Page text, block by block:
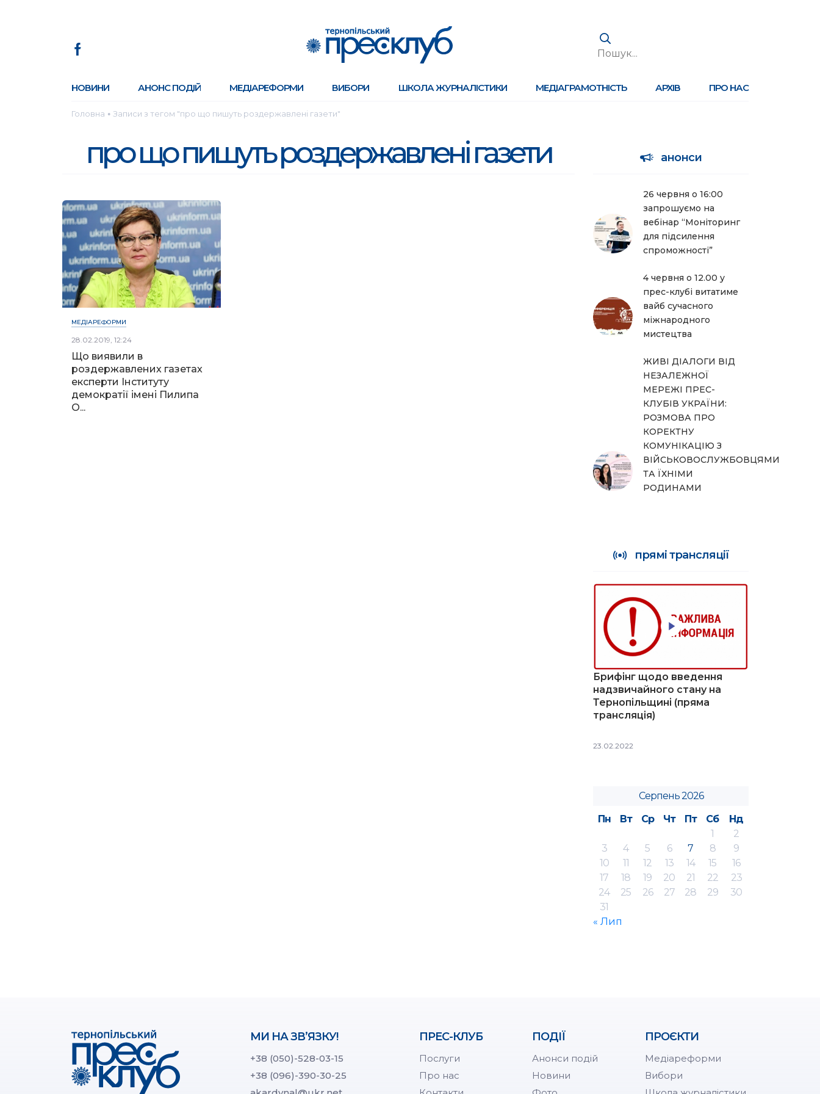
НОВИНИ АНОНС ПОДІЙ МЕДІАРЕФОРМИ ВИБОРИ ШКОЛА ЖУРНАЛІСТИКИ МЕДІАГРАМОТНІСТЬ АРХІВ ПРО НАС
Головна ● Записи з тегом "про що пишуть роздержавлені газети"
про що пишуть роздержавлені газети
МЕДІАРЕФОРМИ
28.02.2019, 12:24
Що виявили в
роздержавлених газетах
експерти Інституту
демократії імені Пилипа
О...
анонси
26 червня о 16:00
запрошуємо на
вебінар “Моніторинг
для підсилення
спроможності”
4 червня о 12.00 у
прес-клубі витатиме
вайб сучасного
міжнародного
мистецтва
ЖИВІ ДІАЛОГИ ВІД
НЕЗАЛЕЖНОЇ
МЕРЕЖІ ПРЕС-
КЛУБІВ УКРАЇНИ:
РОЗМОВА ПРО
КОРЕКТНУ
КОМУНІКАЦІЮ З
ВІЙСЬКОВОСЛУЖБОВЦЯМИ
ТА ЇХНІМИ
РОДИНАМИ
прямі трансляції
Брифінг щодо введення
надзвичайного стану на
Тернопільщині (пряма
трансляція)
23.02.2022
Серпень 2026
Пн
Вт Ср Чт Пт Сб
Нд
1
2
3
4 5 6 7 8
9
10
11 12 13 14 15
16
17
18 19 20 21 22
23
24
25 26 27 28 29
30
31
« Лип
МИ НА ЗВ’ЯЗКУ!
+38 (050)-528-03-15
+38 (096)-390-30-25
ПРЕС-КЛУБ
Послуги
Про нас
ПОДІЇ
Анонси подій
Новини
ПРОЄКТИ
Медіареформи
Вибори